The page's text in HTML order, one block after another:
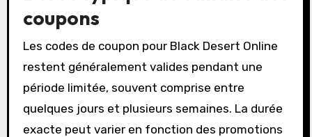
coupons
Les codes de coupon pour Black Desert Online
restent généralement valides pendant une
période limitée, souvent comprise entre
quelques jours et plusieurs semaines. La durée
exacte peut varier en fonction des promotions